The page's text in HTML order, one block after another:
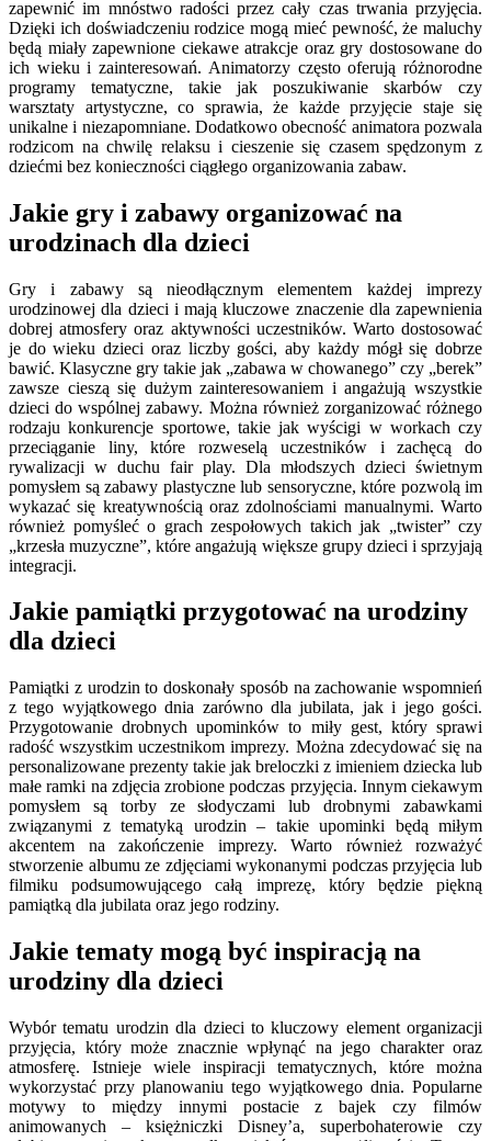
zapewnić im mnóstwo radości przez cały czas trwania przyjęcia.
Dzięki ich doświadczeniu rodzice mogą mieć pewność, że maluchy
będą miały zapewnione ciekawe atrakcje oraz gry dostosowane do
ich wieku i zainteresowań. Animatorzy często oferują różnorodne
programy tematyczne, takie jak poszukiwanie skarbów czy
warsztaty artystyczne, co sprawia, że każde przyjęcie staje się
unikalne i niezapomniane. Dodatkowo obecność animatora pozwala
rodzicom na chwilę relaksu i cieszenie się czasem spędzonym z
dziećmi bez konieczności ciągłego organizowania zabaw.
Jakie gry i zabawy organizować na
urodzinach dla dzieci
Gry i zabawy są nieodłącznym elementem każdej imprezy
urodzinowej dla dzieci i mają kluczowe znaczenie dla zapewnienia
dobrej atmosfery oraz aktywności uczestników. Warto dostosować
je do wieku dzieci oraz liczby gości, aby każdy mógł się dobrze
bawić. Klasyczne gry takie jak „zabawa w chowanego” czy „berek”
zawsze cieszą się dużym zainteresowaniem i angażują wszystkie
dzieci do wspólnej zabawy. Można również zorganizować różnego
rodzaju konkurencje sportowe, takie jak wyścigi w workach czy
przeciąganie liny, które rozweselą uczestników i zachęcą do
rywalizacji w duchu fair play. Dla młodszych dzieci świetnym
pomysłem są zabawy plastyczne lub sensoryczne, które pozwolą im
wykazać się kreatywnością oraz zdolnościami manualnymi. Warto
również pomyśleć o grach zespołowych takich jak „twister” czy
„krzesła muzyczne”, które angażują większe grupy dzieci i sprzyjają
integracji.
Jakie pamiątki przygotować na urodziny
dla dzieci
Pamiątki z urodzin to doskonały sposób na zachowanie wspomnień
z tego wyjątkowego dnia zarówno dla jubilata, jak i jego gości.
Przygotowanie drobnych upominków to miły gest, który sprawi
radość wszystkim uczestnikom imprezy. Można zdecydować się na
personalizowane prezenty takie jak breloczki z imieniem dziecka lub
małe ramki na zdjęcia zrobione podczas przyjęcia. Innym ciekawym
pomysłem są torby ze słodyczami lub drobnymi zabawkami
związanymi z tematyką urodzin – takie upominki będą miłym
akcentem na zakończenie imprezy. Warto również rozważyć
stworzenie albumu ze zdjęciami wykonanymi podczas przyjęcia lub
filmiku podsumowującego całą imprezę, który będzie piękną
pamiątką dla jubilata oraz jego rodziny.
Jakie tematy mogą być inspiracją na
urodziny dla dzieci
Wybór tematu urodzin dla dzieci to kluczowy element organizacji
przyjęcia, który może znacznie wpłynąć na jego charakter oraz
atmosferę. Istnieje wiele inspiracji tematycznych, które można
wykorzystać przy planowaniu tego wyjątkowego dnia. Popularne
motywy to między innymi postacie z bajek czy filmów
animowanych – księżniczki Disney’a, superbohaterowie czy